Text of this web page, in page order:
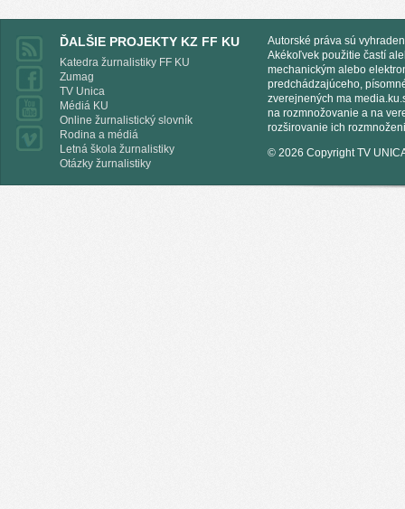
ĎALŠIE PROJEKTY KZ FF KU
Katedra žurnalistiky FF KU
Zumag
TV Unica
Médiá KU
Online žurnalistický slovník
Rodina a médiá
Letná škola žurnalistiky
Otázky žurnalistiky
Autorské práva sú
Akékoľvek použitie častí
mechanickým alebo
predchádzajúceho,
zverejnených ma
na rozmnožovanie a na
rozširovanie ich
© 2026 Copyright TV